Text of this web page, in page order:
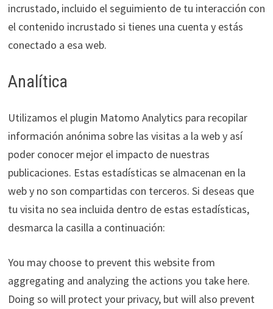
incrustado, incluido el seguimiento de tu interacción con
el contenido incrustado si tienes una cuenta y estás
conectado a esa web.
Analítica
Utilizamos el plugin Matomo Analytics para recopilar
información anónima sobre las visitas a la web y así
poder conocer mejor el impacto de nuestras
publicaciones. Estas estadísticas se almacenan en la
web y no son compartidas con terceros. Si deseas que
tu visita no sea incluida dentro de estas estadísticas,
desmarca la casilla a continuación:
You may choose to prevent this website from
aggregating and analyzing the actions you take here.
Doing so will protect your privacy, but will also prevent